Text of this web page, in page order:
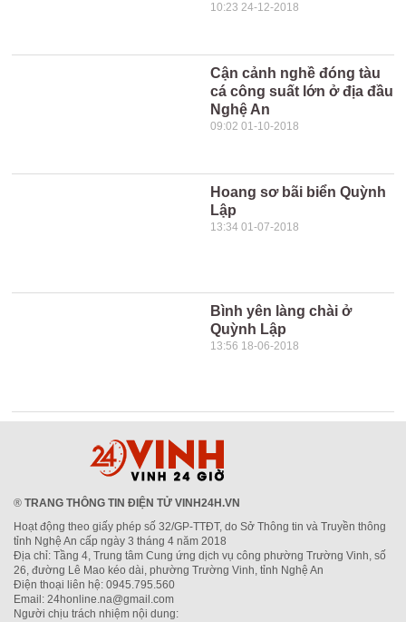
10:23 24-12-2018
Cận cảnh nghề đóng tàu
cá công suất lớn ở địa đầu
Nghệ An
09:02 01-10-2018
Hoang sơ bãi biển Quỳnh
Lập
13:34 01-07-2018
Bình yên làng chài ở
Quỳnh Lập
13:56 18-06-2018
® TRANG THÔNG TIN ĐIỆN TỬ VINH24H.VN
Hoạt động theo giấy phép số 32/GP-TTĐT, do Sở Thông tin và Truyền thông
tỉnh Nghệ An cấp ngày 3 tháng 4 năm 2018
Địa chỉ: Tầng 4, Trung tâm Cung ứng dịch vụ công phường Trường Vinh, số
26, đường Lê Mao kéo dài, phường Trường Vinh, tỉnh Nghệ An
Điện thoại liên hệ: 0945.795.560
Email: 24honline.na@gmail.com
Người chịu trách nhiệm nội dung: